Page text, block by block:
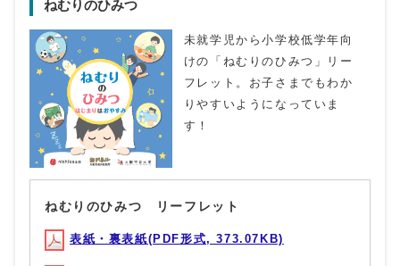
ねむりのひみつ
未就学児から小学校低学年向
けの「ねむりのひみつ」リー
フレット。お子さまでもわか
りやすいようになっていま
す！
ねむりのひみつ リーフレット
表紙・裏表紙(PDF形式, 373.07KB)